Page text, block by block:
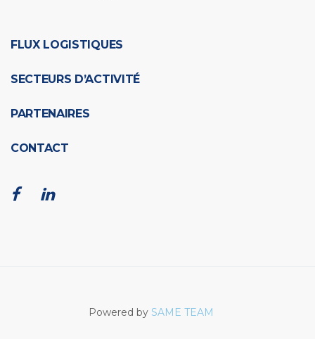
FLUX LOGISTIQUES
SECTEURS D’ACTIVITÉ
PARTENAIRES
CONTACT
Powered by SAME TEAM